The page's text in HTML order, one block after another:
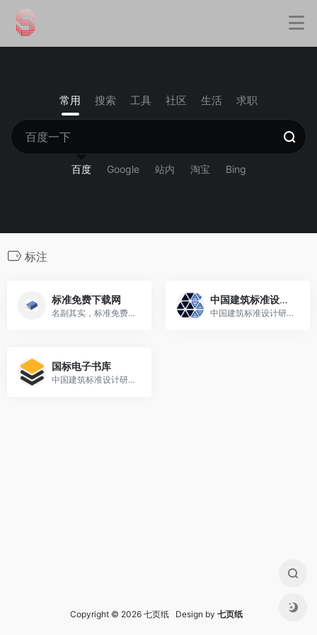
常用 搜索 工具 社区 生活 求职
百度 Google 站内 淘宝 Bing
标注
标准免费下载网
名副其实，标准免费下载网
中国建筑标准设计网
中国建筑标准设计研究院官网
国标电子书库
中国建筑标准设计研究院下属电子书库
Copyright © 2026 七页纸 Design by 七页纸